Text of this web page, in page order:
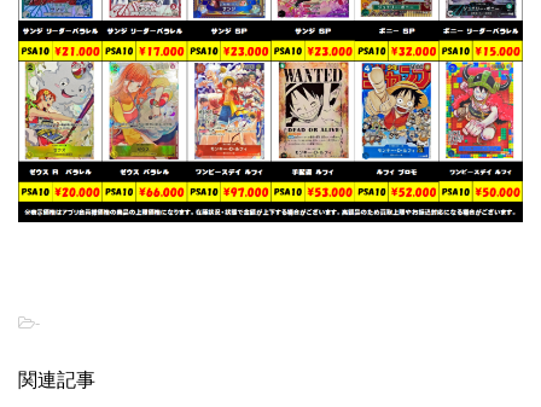
-
関連記事